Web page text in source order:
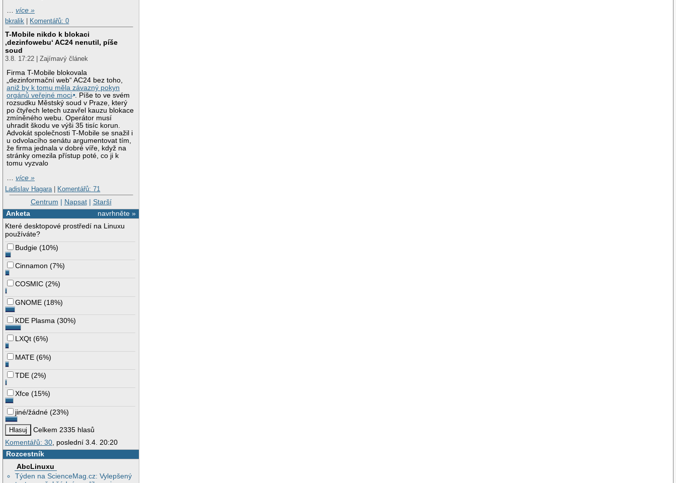
…více »
bkralik
Komentářů: 0
T-Mobile nikdo k blokaci
‚dezinfowebu‘ AC24 nenutil, píše
soud
3.8. 17:22 | Zajímavý článek
Firma T-Mobile blokovala
„dezinformační web“ AC24 bez toho,
aniž by k tomu měla závazný pokyn
orgánů veřejné moci . Píše to ve svém
rozsudku Městský soud v Praze, který
po čtyřech letech uzavřel kauzu blokace
zmíněného webu. Operátor musí
uhradit škodu ve výši 35 tisíc korun.
Advokát společnosti T-Mobile se snažil i
u odvolacího senátu argumentovat tím,
že firma jednala v dobré víře, když na
stránky omezila přístup poté, co ji k
tomu vyzvalo
…více »
Ladislav Hagara | Komentářů: 71
Centrum | Napsat| Starší
navrhněte »
Anketa
Které desktopové prostředí na Linuxu
používáte?
Budgie (10%)
Cinnamon (7%)
COSMIC (2%)
GNOME (18%)
KDE Plasma (30%)
LXQt (6%)
MATE (6%)
TDE (2%)
Xfce (15%)
jiné/žádné (23%)
Celkem 2335 hlasů
Komentářů: 30, poslední 3.4. 20:20
Rozcestník
AbcLinuxu
Týden na ScienceMag.cz: Vylepšený